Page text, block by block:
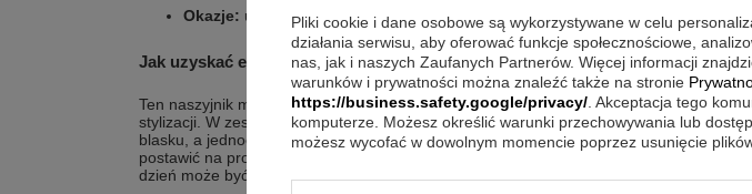
Okazje: urodziny, imieniny, rocznica, Walentynki, I Komunia Święta, Bierzmowanie
Jak uzyskać elegancki efekt bez przesady?
Ten naszyjnik możesz nosić solo, gdy chcesz, aby symbol serca był głównym akcentem
stylizacji. W zestawach warstwowych sprawdzi się jako element, który dodaje
blasku, a jednocześnie nie dominuje stroju. W bardziej formalnych sytuacjach warto
postawić na prostotę i pozwolić, by to kształt oraz cyrkonie przyciągały uwagę. Na co
dzień może być dyskretnym detalem, który pasuje do wielu ubrań i okazji.
Pliki cookie i dane osobowe są wykorzystywane w celu
działania serwisu, aby oferować funkcje społecznościowe,
nas, jak i naszych Zaufanych Partnerów. Więcej informacji
warunków i prywatności można znaleźć także na stronie
https://business.safety.google/privacy/ . Akceptacja tego
komputerze. Możesz określić warunki przechowywania lub
możesz wycofać w dowolnym momencie poprzez usunięcie